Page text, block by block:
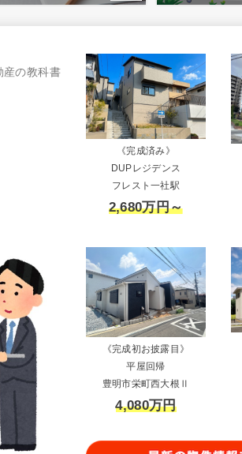
産の教科書
《完成済み》
DUPレジデンス
フレスト一社駅
2,680万円～
《完成初お披露目》
平屋回帰
豊明市栄町西大根Ⅱ
4,080万円